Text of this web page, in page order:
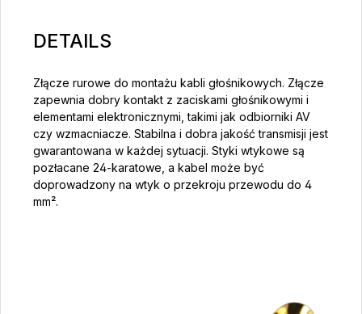
DETAILS
Złącze rurowe do montażu kabli głośnikowych. Złącze
zapewnia dobry kontakt z zaciskami głośnikowymi i
elementami elektronicznymi, takimi jak odbiorniki AV
czy wzmacniacze. Stabilna i dobra jakość transmisji jest
gwarantowana w każdej sytuacji. Styki wtykowe są
pozłacane 24-karatowe, a kabel może być
doprowadzony na wtyk o przekroju przewodu do 4
mm².